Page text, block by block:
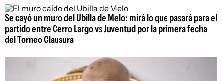
Se cayó un muro del Ubilla de Melo: mirá lo que pasará para el
partido entre Cerro Largo vs Juventud por la primera fecha
del Torneo Clausura